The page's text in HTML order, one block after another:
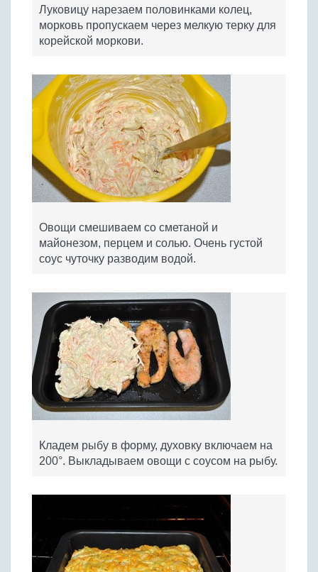
Луковицу нарезаем половинками колец,
морковь пропускаем через мелкую терку для
корейской моркови.
Овощи смешиваем со сметаной и
майонезом, перцем и солью. Очень густой
соус чуточку разводим водой.
Кладем рыбу в форму, духовку включаем на
200°. Выкладываем овощи с соусом на рыбу.